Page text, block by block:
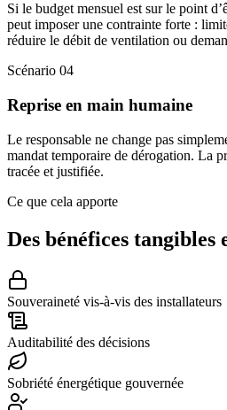
Si le budget mensuel est sur le point
peut imposer une contrainte forte :
réduire le débit de ventilation ou
Scénario 04
Reprise en main humaine
Le responsable ne change pas
mandat temporaire de dérogation. La
tracée et justifiée.
Ce que cela apporte
Des bénéfices tangibles
Souveraineté vis-à-vis des installateurs
Auditabilité des décisions
Sobriété énergétique gouvernée